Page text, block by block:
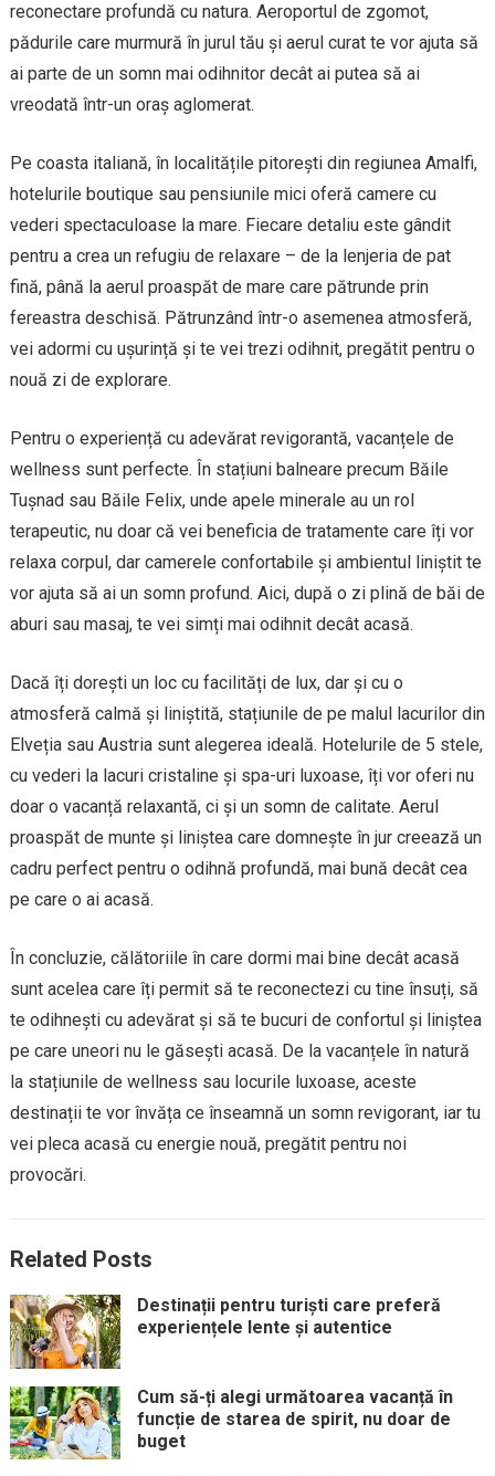
reconectare profundă cu natura. Aeroportul de zgomot,
pădurile care murmură în jurul tău și aerul curat te vor ajuta să
ai parte de un somn mai odihnitor decât ai putea să ai
vreodată într-un oraș aglomerat.
Pe coasta italiană, în localitățile pitorești din regiunea Amalfi,
hotelurile boutique sau pensiunile mici oferă camere cu
vederi spectaculoase la mare. Fiecare detaliu este gândit
pentru a crea un refugiu de relaxare – de la lenjeria de pat
fină, până la aerul proaspăt de mare care pătrunde prin
fereastra deschisă. Pătrunzând într-o asemenea atmosferă,
vei adormi cu ușurință și te vei trezi odihnit, pregătit pentru o
nouă zi de explorare.
Pentru o experiență cu adevărat revigorantă, vacanțele de
wellness sunt perfecte. În stațiuni balneare precum Băile
Tușnad sau Băile Felix, unde apele minerale au un rol
terapeutic, nu doar că vei beneficia de tratamente care îți vor
relaxa corpul, dar camerele confortabile și ambientul liniștit te
vor ajuta să ai un somn profund. Aici, după o zi plină de băi de
aburi sau masaj, te vei simți mai odihnit decât acasă.
Dacă îți dorești un loc cu facilități de lux, dar și cu o
atmosferă calmă și liniștită, stațiunile de pe malul lacurilor din
Elveția sau Austria sunt alegerea ideală. Hotelurile de 5 stele,
cu vederi la lacuri cristaline și spa-uri luxoase, îți vor oferi nu
doar o vacanță relaxantă, ci și un somn de calitate. Aerul
proaspăt de munte și liniștea care domnește în jur creează un
cadru perfect pentru o odihnă profundă, mai bună decât cea
pe care o ai acasă.
În concluzie, călătoriile în care dormi mai bine decât acasă
sunt acelea care îți permit să te reconectezi cu tine însuți, să
te odihnești cu adevărat și să te bucuri de confortul și liniștea
pe care uneori nu le găsești acasă. De la vacanțele în natură
la stațiunile de wellness sau locurile luxoase, aceste
destinații te vor învăța ce înseamnă un somn revigorant, iar tu
vei pleca acasă cu energie nouă, pregătit pentru noi
provocări.
Related Posts
Destinații pentru turiști care preferă
experiențele lente și autentice
Cum să-ți alegi următoarea vacanță în
funcție de starea de spirit, nu doar de
buget